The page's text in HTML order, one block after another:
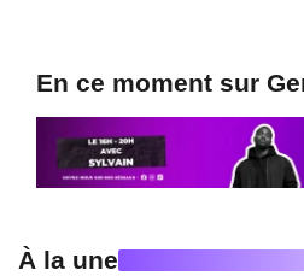
En ce moment sur
À la une